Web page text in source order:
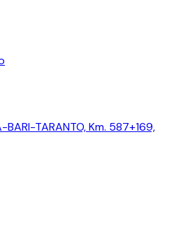
TARANTO, Km. 587+169,